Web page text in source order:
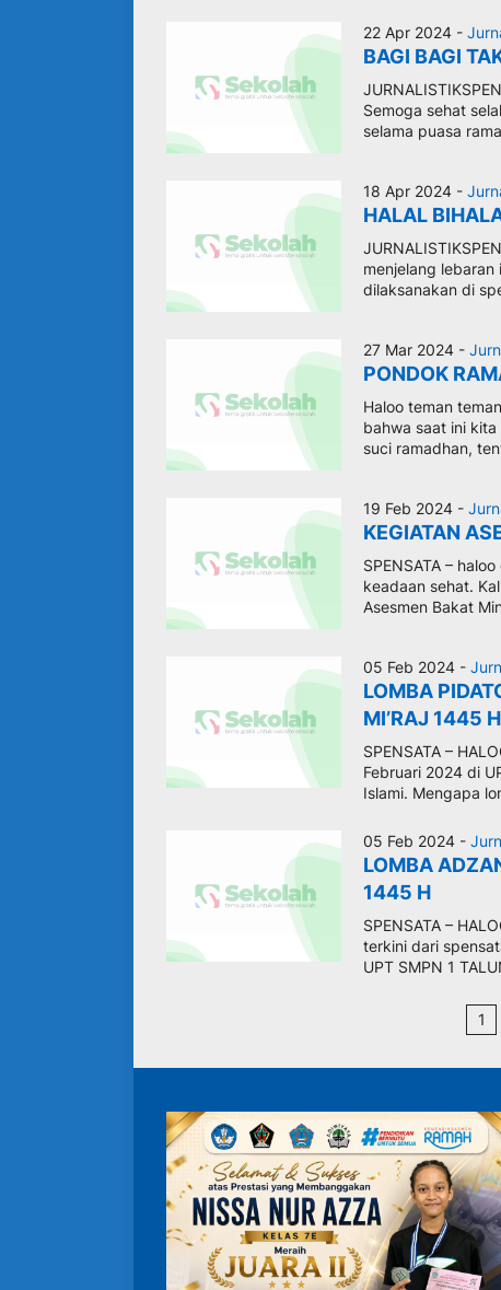
22 Apr 2024 -
BAGI BAGI
Semoga sehat
selama puasa
18 Apr 2024 -
HALAL
menjelang
dilaksanakan di
27 Mar 2024 -
PONDOK
Haloo teman
bahwa saat ini
suci ramadhan,
19 Feb 2024 -
KEGIATAN
SPENSATA –
keadaan sehat.
Asesmen Bakat
05 Feb 2024 -
LOMBA
MI’RAJ 1445 H
SPENSATA –
Februari 2024 di
Islami. Mengapa
05 Feb 2024 -
LOMBA
1445 H
SPENSATA –
terkini dari
UPT SMPN 1
1